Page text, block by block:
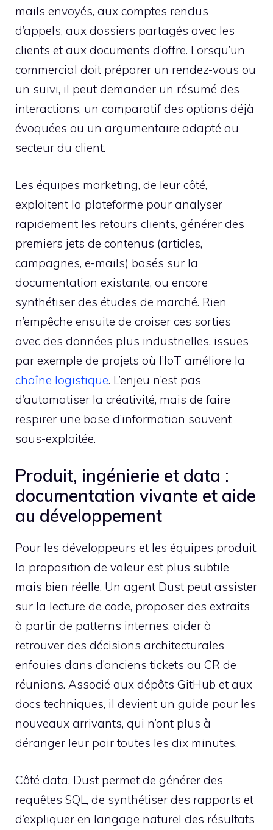
mails envoyés, aux comptes rendus
d’appels, aux dossiers partagés avec les
clients et aux documents d’offre. Lorsqu’un
commercial doit préparer un rendez-vous ou
un suivi, il peut demander un résumé des
interactions, un comparatif des options déjà
évoquées ou un argumentaire adapté au
secteur du client.
Les équipes marketing, de leur côté,
exploitent la plateforme pour analyser
rapidement les retours clients, générer des
premiers jets de contenus (articles,
campagnes, e-mails) basés sur la
documentation existante, ou encore
synthétiser des études de marché. Rien
n’empêche ensuite de croiser ces sorties
avec des données plus industrielles, issues
par exemple de projets où l’IoT améliore la
chaîne logistique. L’enjeu n’est pas
d’automatiser la créativité, mais de faire
respirer une base d’information souvent
sous-exploitée.
Produit, ingénierie et data :
documentation vivante et aide
au développement
Pour les développeurs et les équipes produit,
la proposition de valeur est plus subtile
mais bien réelle. Un agent Dust peut assister
sur la lecture de code, proposer des extraits
à partir de patterns internes, aider à
retrouver des décisions architecturales
enfouies dans d’anciens tickets ou CR de
réunions. Associé aux dépôts GitHub et aux
docs techniques, il devient un guide pour les
nouveaux arrivants, qui n’ont plus à
déranger leur pair toutes les dix minutes.
Côté data, Dust permet de générer des
requêtes SQL, de synthétiser des rapports et
d’expliquer en langage naturel des résultats